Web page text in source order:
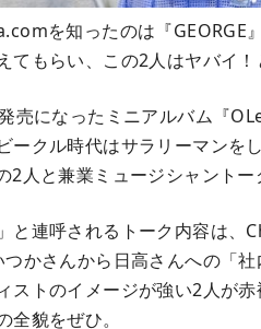
を知ったのは『GEORGE
てもらい、この2人はヤバイ
売になったミニアルバム『
ークル時代はサラリーマンを
人と兼業ミュージシャントー
と連呼されるトーク内容は
かさんから日高さんへの「
ストのイメージが強い2人が赤
全貌をぜひ。